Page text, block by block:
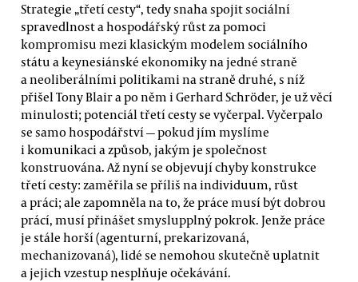
Strategie „třetí cesty“, tedy snaha spojit sociální
spravedlnost a hospodářský růst za pomoci
kompromisu mezi klasickým modelem sociálního
státu a keynesiánské ekonomiky na jedné straně
a neoliberálními politikami na straně druhé, s níž
přišel Tony Blair a po něm i Gerhard Schröder, je už věcí
minulosti; potenciál třetí cesty se vyčerpal. Vyčerpalo
se samo hospodářství — pokud jím myslíme
i komunikaci a způsob, jakým je společnost
konstruována. Až nyní se objevují chyby konstrukce
třetí cesty: zaměřila se příliš na individuum, růst
a práci; ale zapomněla na to, že práce musí být dobrou
prácí, musí přinášet smyslupplný pokrok. Jenže práce
je stále horší (agenturní, prekarizovaná,
mechanizovaná), lidé se nemohou skutečně uplatnit
a jejich vzestup nesplňuje očekávání.